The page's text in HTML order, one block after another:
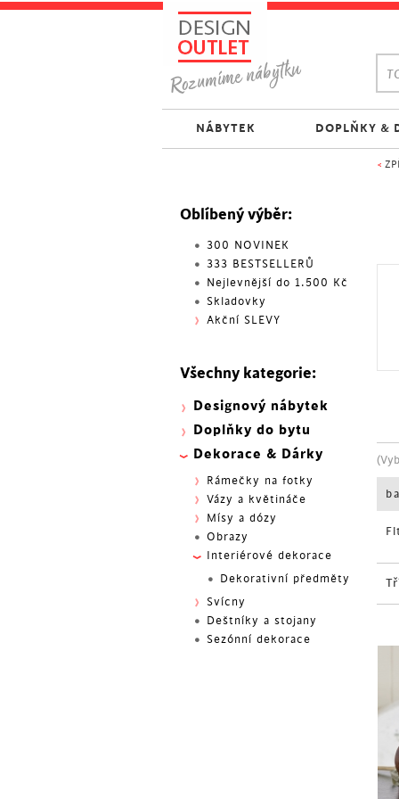
<
Oblíbený výběr:
300 NOVINEK
333 BESTSELLERŮ
Nejlevnější do 1.500 Kč
Skladovky
Akční SLEVY
Všechny kategorie:
Designový nábytek
Doplňky do bytu
Dekorace & Dárky
Rámečky na fotky
Vázy a květináče
Mísy a dózy
Obrazy
Interiérové dekorace
Dekorativní předměty
Svícny
Deštníky a stojany
Sezónní dekorace
NÁBYTEK DOPLŇKY &